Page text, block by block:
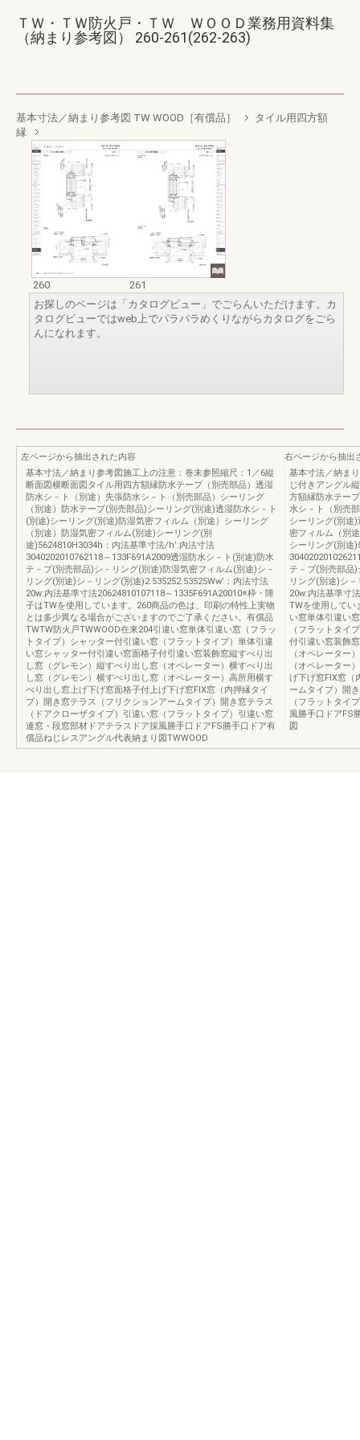
ＴＷ・ＴＷ防火戸・ＴＷ ＷＯＯＤ業務用資料集
（納まり参考図） 260-261(262-263)
基本寸法／納まり参考図 TW WOOD［有償品］
タイル用四方額
縁
260
261
お探しのページは「カタログビュー」でごらんいただけます。カ
タログビューではweb上でパラパラめくりながらカタログをごら
んになれます。
左ページから抽出された内容
基本寸法／納まり参考図施工上の注意：巻末参照縮尺：1／6縦
断面図横断面図タイル用四方額縁防水テープ（別売部品）透湿
防水シ－ト（別途）先張防水シ－ト（別売部品）シーリング
（別途）防水テープ(別売部品)シーリング(別途)透湿防水シ－ト
(別途)シーリング(別途)防湿気密フィルム（別途）シーリング
（別途）防湿気密フィルム(別途)シーリング(別
途)5624810H3034h：内法基準寸法/h’:内法寸法
3040202010762118～133F691A2009透湿防水シ－ト(別途)防水
テ－プ(別売部品)シ－リング(別途)防湿気密フィルム(別途)シ－
リング(別途)シ－リング(別途)2.535252.53525Ww’：内法寸法
20w:内法基準寸法20624810107118～1335F691A20010※枠・障
子はTWを使用しています。260商品の色は、印刷の特性上実物
とは多少異なる場合がございますのでご了承ください。有償品
TWTW防火戸TWWOOD在来204引違い窓単体引違い窓（フラッ
トタイプ）シャッター付引違い窓（フラットタイプ）単体引違
い窓シャッター付引違い窓面格子付引違い窓装飾窓縦すべり出
し窓（グレモン）縦すべり出し窓（オペレーター）横すべり出
し窓（グレモン）横すべり出し窓（オペレーター）高所用横す
べり出し窓上げ下げ窓面格子付上げ下げ窓FIX窓（内押縁タイ
プ）開き窓テラス（フリクションアームタイプ）開き窓テラス
（ドアクローザタイプ）引違い窓（フラットタイプ）引違い窓
連窓・段窓部材ドアテラスドア採風勝手口ドアFS勝手口ドア有
償品ねじレスアングル代表納まり図TWWOOD
右ページから抽出
基本寸法／納ま
じ付きアングル
方額縁防水テー
水シ－ト（別売
シーリング(別途
密フィルム（別
シーリング(別途
テ－プ(別売部品
リング(別途)シ
20w:内法基準寸
TWを使用してい
い窓単体引違い
（フラットタイ
付引違い窓装飾
（オペレーター
（オペレーター
げ下げ窓FIX窓（
ームタイプ）開
（フラットタイ
風勝手口ドアFS
図